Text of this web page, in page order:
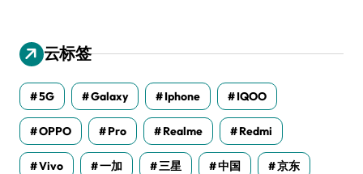
云标签
5G Galaxy Iphone IQOO
OPPO Pro Realme Redmi
Vivo 一加 三星 中国 京东